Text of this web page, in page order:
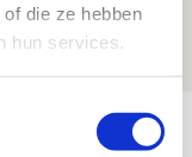
die ze hebben
hun services.
begin